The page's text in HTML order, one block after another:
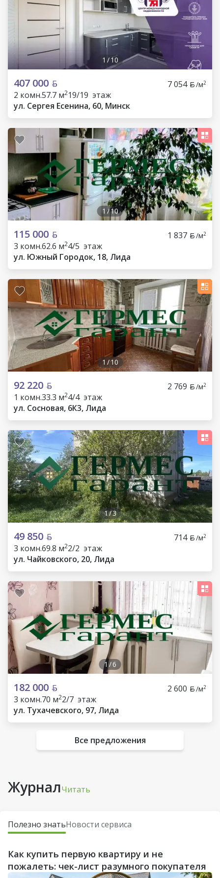
1 /10
407 000 7 054 /м2
2 комн.57.7 м219/19 этаж
ул. Сергея Есенина, 60, Минск
1 /10
115 000 1 837 /м2
3 комн.62.6 м24/5 этаж
ул. Южный Городок, 18, Лида
1 /10
92 220 2 769 /м2
1 комн.33.3 м24/4 этаж
ул. Сосновая, 6К3, Лида
1/3
49 850 714 /м2
3 комн.69.8 м22/2 этаж
ул. Чайковского, 20, Лида
1 /6
182 000 2 600 /м2
3 комн.70 м22/7 этаж
ул. Тухачевского, 97, Лида
Все предложения
ЖурналЧитать
Полезно знатьНовости сервиса
Как купить первую квартиру и не
пожалеть: чек-лист разумного покупателя